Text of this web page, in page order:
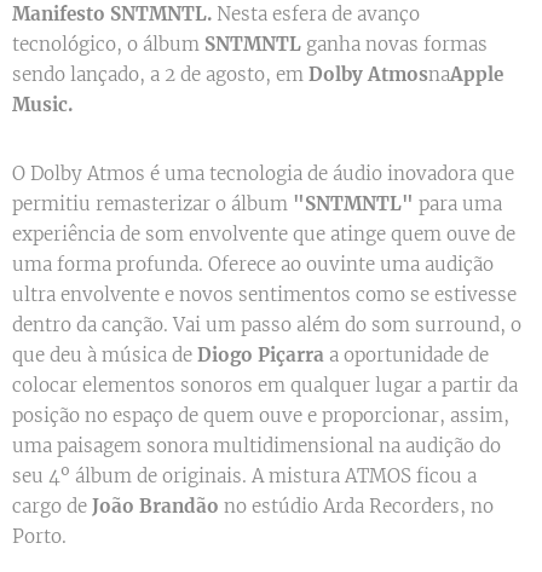
Manifesto SNTMNTL. Nesta esfera de avanço
tecnológico, o álbum SNTMNTL ganha novas formas
sendo lançado, a 2 de agosto, em Dolby AtmosnaApple
Music.
O Dolby Atmos é uma tecnologia de áudio inovadora que
permitiu remasterizar o álbum "SNTMNTL" para uma
experiência de som envolvente que atinge quem ouve de
uma forma profunda. Oferece ao ouvinte uma audição
ultra envolvente e novos sentimentos como se estivesse
dentro da canção. Vai um passo além do som surround, o
que deu à música de Diogo Piçarra a oportunidade de
colocar elementos sonoros em qualquer lugar a partir da
posição no espaço de quem ouve e proporcionar, assim,
uma paisagem sonora multidimensional na audição do
seu 4º álbum de originais. A mistura ATMOS ficou a
cargo de João Brandão no estúdio Arda Recorders, no
Porto.